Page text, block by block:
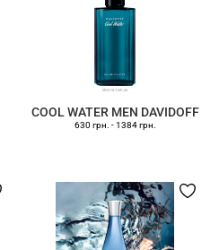
COOL WATER MEN DAVIDOFF
630 грн. -1384 грн.